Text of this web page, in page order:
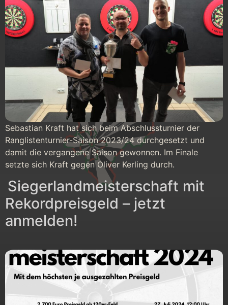
Sebastian Kraft hat sich beim Abschlussturnier der
Ranglistenturnier-Saison 2023/24 durchgesetzt und
damit die vergangene Saison gewonnen. Im Finale
setzte sich Kraft gegen Oliver Kerling durch.
Siegerlandmeisterschaft mit
Rekordpreisgeld – jetzt
anmelden!